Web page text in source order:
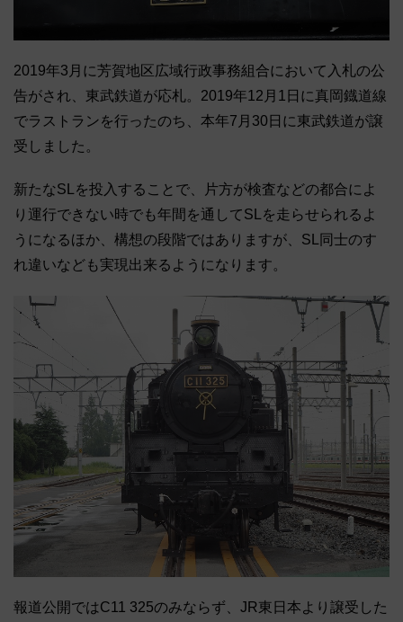
2019年3月に芳賀地区広域行政事務組合において入札の公
告がされ、東武鉄道が応札。2019年12月1日に真岡鐡道線
でラストランを行ったのち、本年7月30日に東武鉄道が譲
受しました。
新たなSLを投入することで、片方が検査などの都合によ
り運行できない時でも年間を通してSLを走らせられるよ
うになるほか、構想の段階ではありますが、SL同士のす
れ違いなども実現出来るようになります。
報道公開ではC11 325のみならず、JR東日本より譲受した